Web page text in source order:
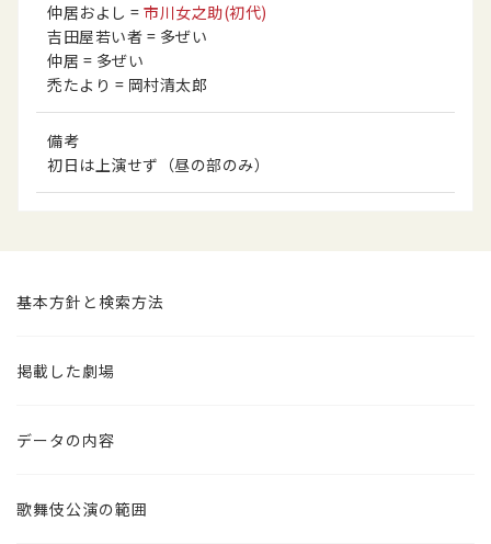
仲居およし = 市川女之助(初代)
吉田屋若い者 = 多ぜい
仲居 = 多ぜい
禿たより = 岡村清太郎
備考
初日は上演せず（昼の部のみ）
基本方針と検索方法
掲載した劇場
データの内容
歌舞伎公演の範囲